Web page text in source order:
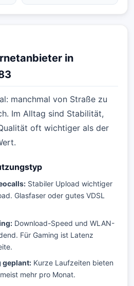
in
manchmal von Straße zu
Im Alltag sind Stabilität,
oft wichtiger als der
Stabiler Upload wichtiger
Glasfaser oder gutes VDSL
Download-Speed und WLAN-
Für Gaming ist Latenz
geplant: Kurze Laufzeiten bieten
mehr pro Monat.